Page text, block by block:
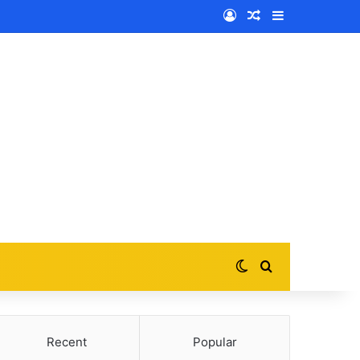
Log InRandom Article
Switch skin
Recent Popular